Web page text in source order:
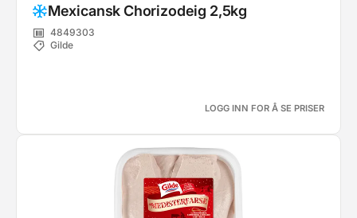
Mexicansk Chorizodeig 2,5kg
4849303
Gilde
LOGG INN FOR Å SE PRISER